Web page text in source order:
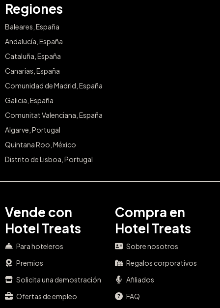
Regiones
Baleares, España
Andalucía, España
Cataluña, España
Canarias, España
Comunidad de Madrid, España
Galicia, España
Comunitat Valenciana, España
Algarve, Portugal
Quintana Roo, México
Distrito de Lisboa, Portugal
Vende con
Hotel Treats
Para hoteleros
Premios
Solicita una demostración
Ofertas de empleo
Compra en
Hotel Treats
Sobre nosotros
Regalos corporativos
Afiliados
FAQ